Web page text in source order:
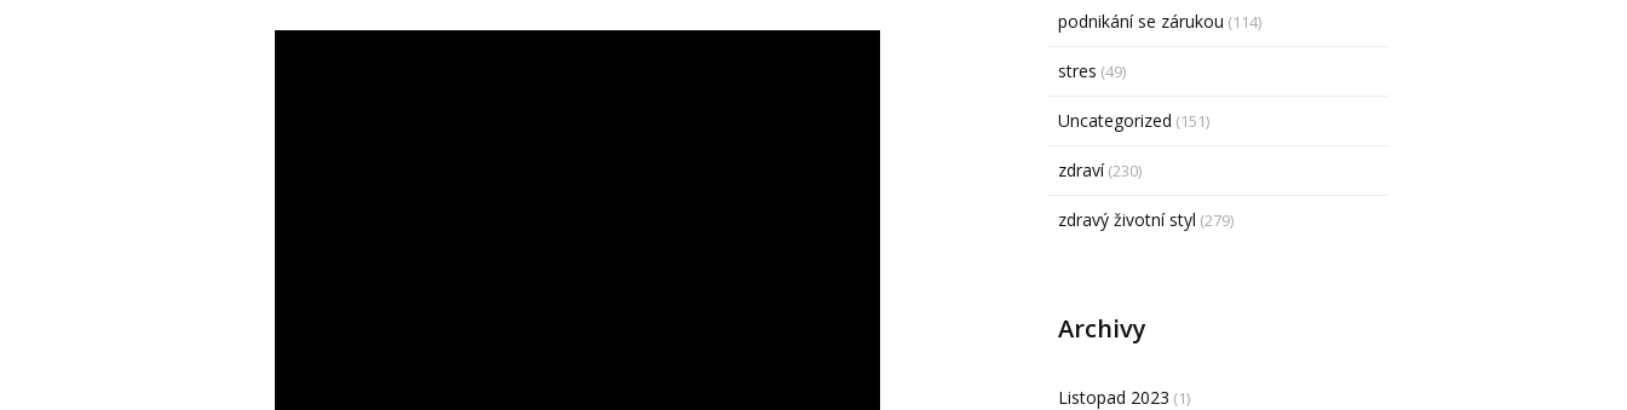
podnikání se zárukou (114)
stres (49)
Uncategorized (151)
zdraví(230)
zdravý životní styl (279)
Archivy
Listopad 2023 (1)